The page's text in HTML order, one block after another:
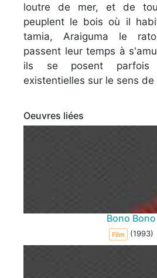
loutre de mer, et de
peuplent le bois où il
tamia, Araiguma le
passent leur temps à
ils se posent parfois
existentielles sur le sens de
Oeuvres liées
Bono Bono
Film (1993)